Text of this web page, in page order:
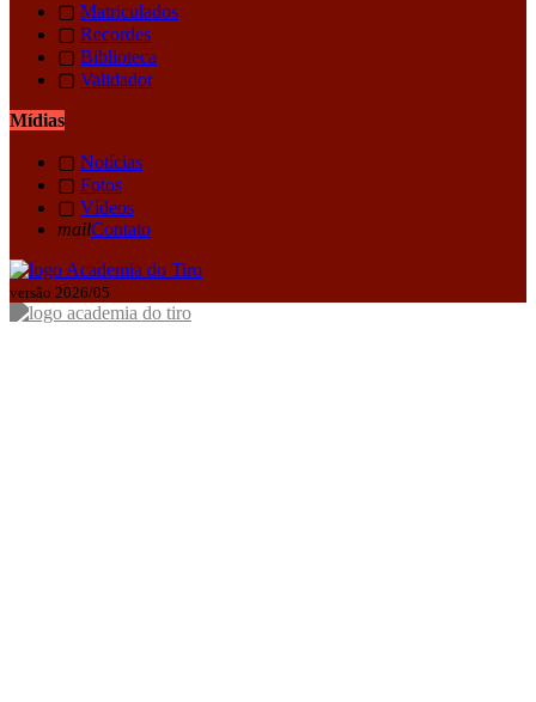
▢ Matriculados
▢ Recordes
▢ Biblioteca
▢ Validador
Mídias
▢ Notícias
▢ Fotos
▢ Vídeos
mailContato
versão 2026/05